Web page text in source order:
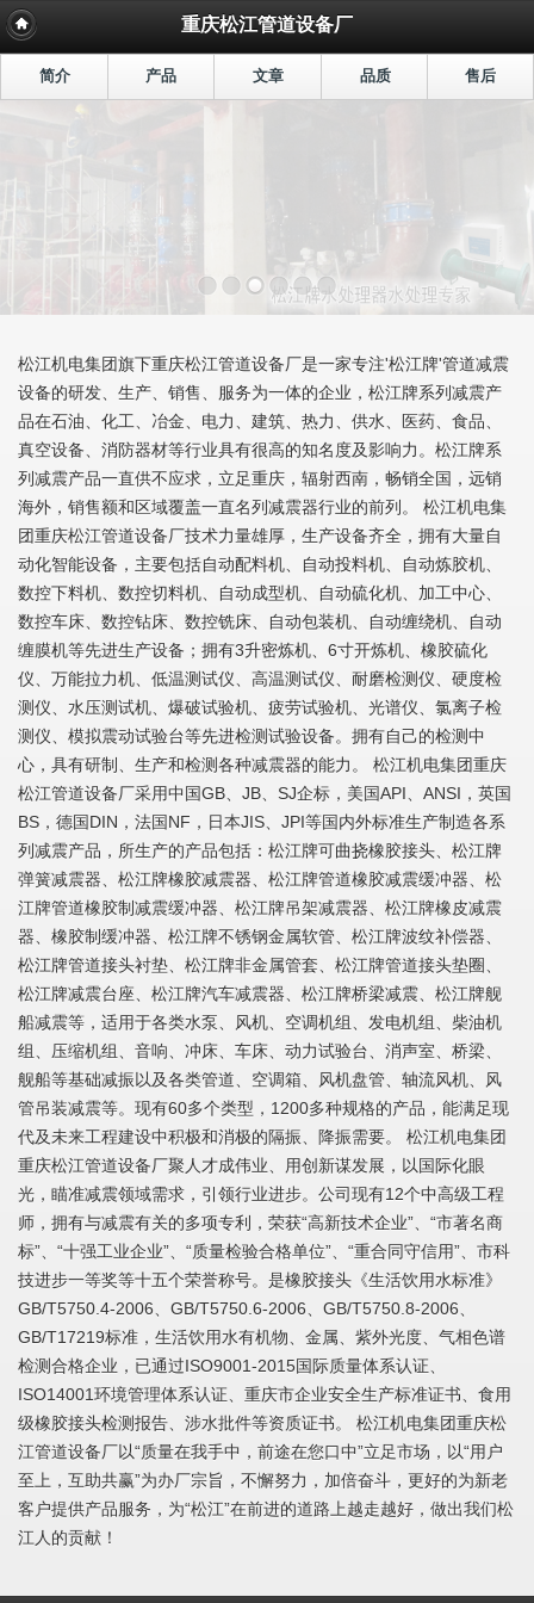
重庆松江管道设备厂
简介 产品 文章 品质 售后
松江机电集团旗下重庆松江管道设备厂是一家专注'松江牌'管道减震
设备的研发、生产、销售、服务为一体的企业，松江牌系列减震产
品在石油、化工、冶金、电力、建筑、热力、供水、医药、食品、
真空设备、消防器材等行业具有很高的知名度及影响力。松江牌系
列减震产品一直供不应求，立足重庆，辐射西南，畅销全国，远销
海外，销售额和区域覆盖一直名列减震器行业的前列。 松江机电集
团重庆松江管道设备厂技术力量雄厚，生产设备齐全，拥有大量自
动化智能设备，主要包括自动配料机、自动投料机、自动炼胶机、
数控下料机、数控切料机、自动成型机、自动硫化机、加工中心、
数控车床、数控钻床、数控铣床、自动包装机、自动缠绕机、自动
缠膜机等先进生产设备；拥有3升密炼机、6寸开炼机、橡胶硫化
仪、万能拉力机、低温测试仪、高温测试仪、耐磨检测仪、硬度检
测仪、水压测试机、爆破试验机、疲劳试验机、光谱仪、氯离子检
测仪、模拟震动试验台等先进检测试验设备。拥有自己的检测中
心，具有研制、生产和检测各种减震器的能力。 松江机电集团重庆
松江管道设备厂采用中国GB、JB、SJ企标，美国API、ANSI，英国
BS，德国DIN，法国NF，日本JIS、JPI等国内外标准生产制造各系
列减震产品，所生产的产品包括：松江牌可曲挠橡胶接头、松江牌
弹簧减震器、松江牌橡胶减震器、松江牌管道橡胶减震缓冲器、松
江牌管道橡胶制减震缓冲器、松江牌吊架减震器、松江牌橡皮减震
器、橡胶制缓冲器、松江牌不锈钢金属软管、松江牌波纹补偿器、
松江牌管道接头衬垫、松江牌非金属管套、松江牌管道接头垫圈、
松江牌减震台座、松江牌汽车减震器、松江牌桥梁减震、松江牌舰
船减震等，适用于各类水泵、风机、空调机组、发电机组、柴油机
组、压缩机组、音响、冲床、车床、动力试验台、消声室、桥梁、
舰船等基础减振以及各类管道、空调箱、风机盘管、轴流风机、风
管吊装减震等。现有60多个类型，1200多种规格的产品，能满足现
代及未来工程建设中积极和消极的隔振、降振需要。 松江机电集团
重庆松江管道设备厂聚人才成伟业、用创新谋发展，以国际化眼
光，瞄准减震领域需求，引领行业进步。公司现有12个中高级工程
师，拥有与减震有关的多项专利，荣获“高新技术企业”、“市著名商
标”、“十强工业企业”、“质量检验合格单位”、“重合同守信用”、市科
技进步一等奖等十五个荣誉称号。是橡胶接头《生活饮用水标准》
GB/T5750.4-2006、GB/T5750.6-2006、GB/T5750.8-2006、
GB/T17219标准，生活饮用水有机物、金属、紫外光度、气相色谱
检测合格企业，已通过ISO9001-2015国际质量体系认证、
ISO14001环境管理体系认证、重庆市企业安全生产标准证书、食用
级橡胶接头检测报告、涉水批件等资质证书。 松江机电集团重庆松
江管道设备厂以“质量在我手中，前途在您口中”立足市场，以“用户
至上，互助共赢”为办厂宗旨，不懈努力，加倍奋斗，更好的为新老
客户提供产品服务，为“松江”在前进的道路上越走越好，做出我们松
江人的贡献！